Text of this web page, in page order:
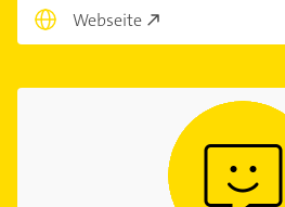
Webseite